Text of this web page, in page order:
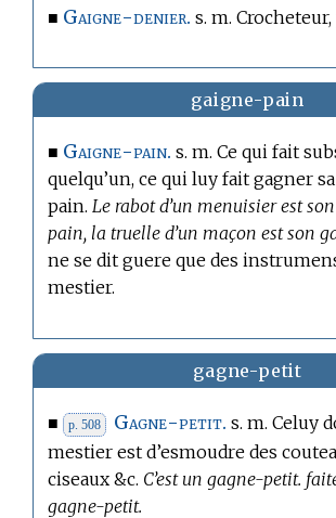
■ Gaigne-denier. s. m.
gaigne-pain
■ Gaigne-pain. s. m. Ce qui fait
quelqu’un, ce qui luy fait gagner
pain.Le rabot d’un menuisier est
pain, la truelle d’un maçon est son
ne se dit guere que des
mestier.
gagne-petit
■ p. 508 Gagne-petit. s. m. Celuy
mestier est d’esmoudre des
ciseaux &c. C’est un gagne-petit.
gagne-petit.